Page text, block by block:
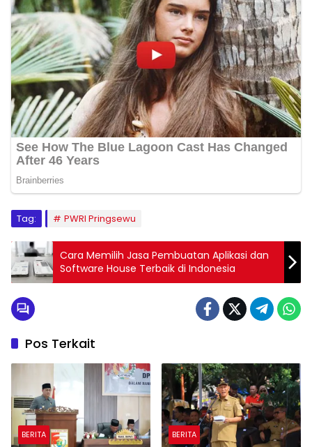
Tag: PWRI Pringsewu
Cara Memilih Jasa Pembuatan Aplikasi dan
Software House Terbaik di Indonesia
Pos Terkait
BERITA BERITA